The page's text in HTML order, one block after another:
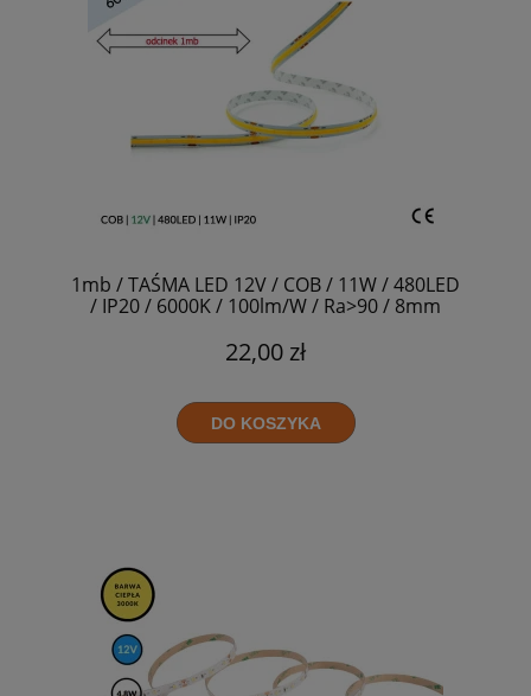
1mb / TAŚMA LED 12V / COB / 11W / 480LED
/ IP20 / 6000K / 100lm/W / Ra>90 / 8mm
22,00 zł
DO KOSZYKA